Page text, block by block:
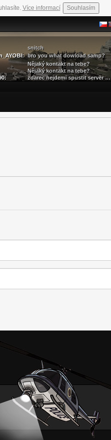
Více informací Souhlasím
snitch
bro you what dowload samp?
Nějaký kontakt na tebe?
Nějaký kontakt na tebe?
zdarec nejdemi spustit server …